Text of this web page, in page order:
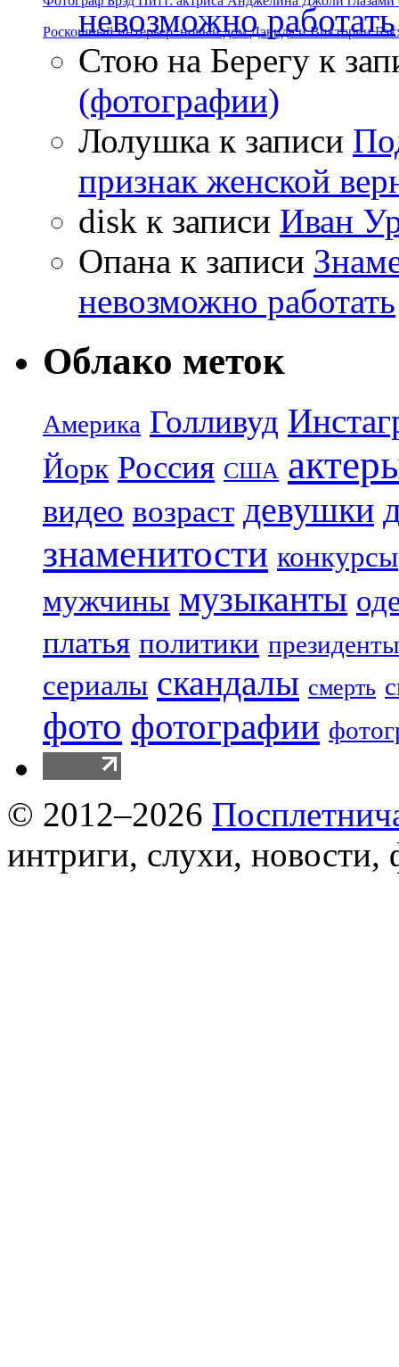
Роскошный интерьер: новый дом Дэвида и Виктории
невозможно работать
Стою на Берегу к
(фотографии)
Лолушка к записи
признак женской
disk к записи Иван
Опана к записи
невозможно работать
Облако меток
Америка Голливуд
Йорк Россия США
видео возраст девушки
знаменитости конкурсы
мужчины музыканты
платья политики президенты
сериалы скандалы смерть
фото фотографии
© 2012–2026
интриги, слухи, новости,